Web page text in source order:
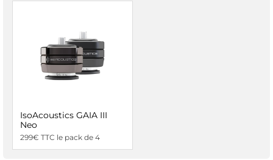
IsoAcoustics GAIA III
Neo
299€ TTC le pack de 4